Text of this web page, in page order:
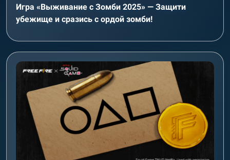
Игра «Выживание с Зомби 2025» — Защити
убежище и сразись с ордой зомби!